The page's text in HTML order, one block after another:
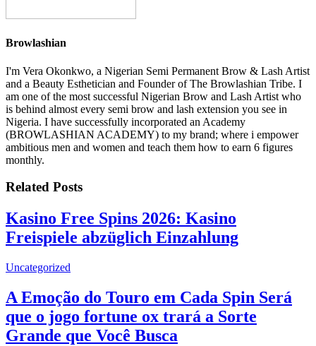
Browlashian
I'm Vera Okonkwo, a Nigerian Semi Permanent Brow & Lash Artist
and a Beauty Esthetician and Founder of The Browlashian Tribe. I
am one of the most successful Nigerian Brow and Lash Artist who
is behind almost every semi brow and lash extension you see in
Nigeria. I have successfully incorporated an Academy
(BROWLASHIAN ACADEMY) to my brand; where i empower
ambitious men and women and teach them how to earn 6 figures
monthly.
Related Posts
Kasino Free Spins 2026: Kasino
Freispiele abzüglich Einzahlung
Uncategorized
A Emoção do Touro em Cada Spin Será
que o jogo fortune ox trará a Sorte
Grande que Você Busca